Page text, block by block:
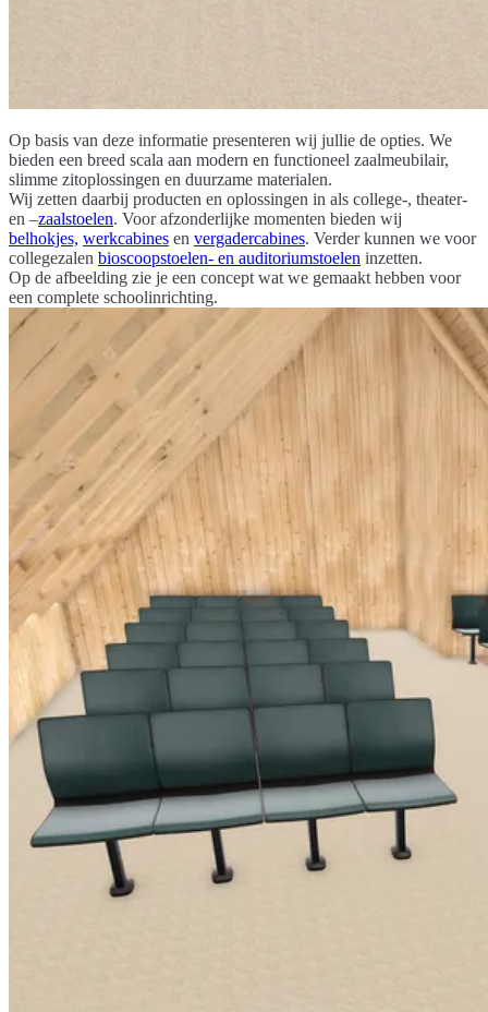
Op basis van deze informatie presenteren wij jullie de opties. We
bieden een breed scala aan modern en functioneel zaalmeubilair,
slimme zitoplossingen en duurzame materialen.
Wij zetten daarbij producten en oplossingen in als college-, theater-
en –zaalstoelen. Voor afzonderlijke momenten bieden wij
belhokjes, werkcabines en vergadercabines. Verder kunnen we voor
collegezalen bioscoopstoelen- en auditoriumstoelen inzetten.
Op de afbeelding zie je een concept wat we gemaakt hebben voor
een complete schoolinrichting.